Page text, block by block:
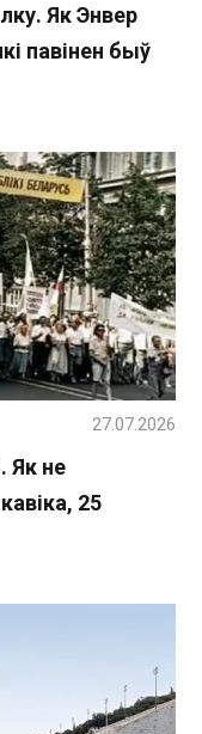
Як Энвер
павінен быў
Як не
25
27.07.2026